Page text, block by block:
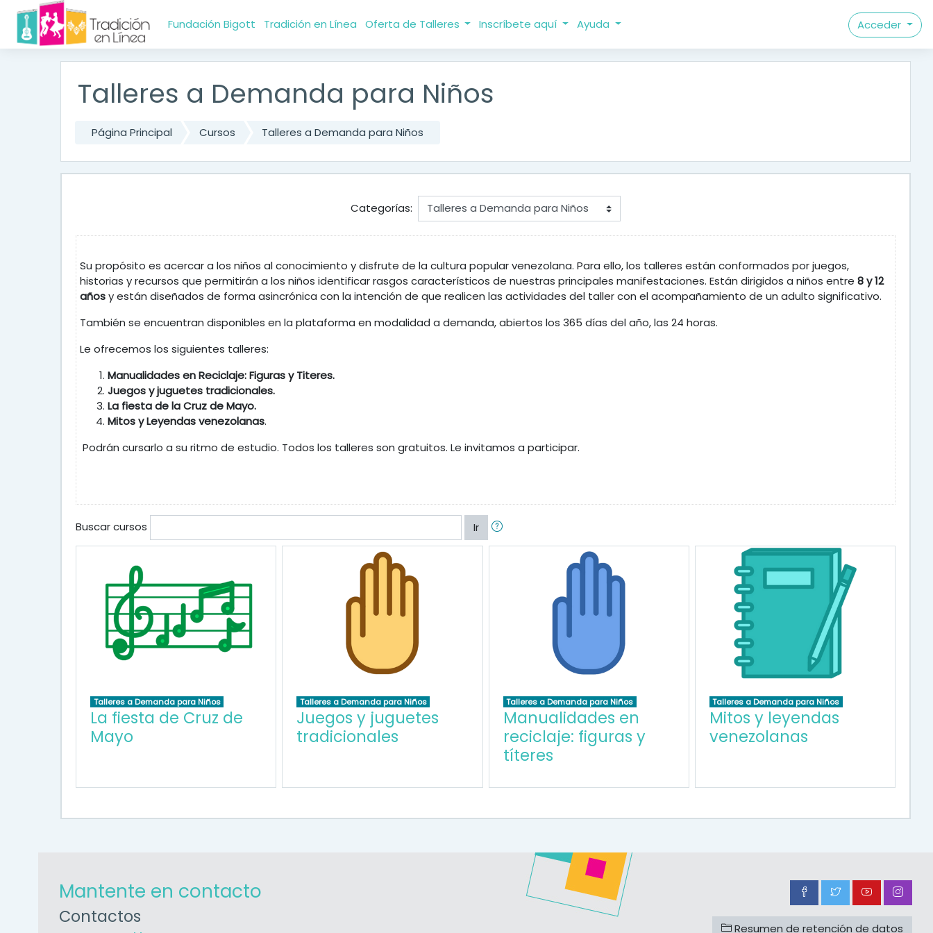
Fundación Bigott Tradición en Línea Oferta de Talleres Inscríbete aquí Ayuda Acceder
Saltar al contenido principal
Talleres a Demanda para Niños
Página Principal Cursos Talleres a Demanda para Niños
Categorías:
Su propósito es acercar a los niños al conocimiento y disfrute de la cultura popular venezolana. Para ello, los talleres están conformados por juegos,
historias y recursos que permitirán a los niños identificar rasgos característicos de nuestras principales manifestaciones. Están dirigidos a niños entre 8 y 12
añosy están diseñados de forma asincrónica con la intención de que realicen las actividades del taller con el acompañamiento de un adulto significativo.
También se encuentran disponibles en la plataforma en modalidad a demanda, abiertos los 365 días del año, las 24 horas.
Le ofrecemos los siguientes talleres:
Manualidades en Reciclaje: Figuras y Titeres.
Juegos y juguetes tradicionales.
La fiesta de la Cruz de Mayo.
Mitos y Leyendas venezolanas.
Podrán cursarlo a su ritmo de estudio. Todos los talleres son gratuitos. Le invitamos a participar.
Buscar cursos Ir
Talleres a Demanda para Niños
La fiesta de Cruz de
Mayo
Talleres a Demanda para Niños
Juegos y juguetes
tradicionales
Talleres a Demanda para Niños
Manualidades en
reciclaje: figuras y
títeres
Talleres a Demanda para Niños
Mitos y leyendas
venezolanas
Mantente en contacto
Contactos
Resumen de retención de datos